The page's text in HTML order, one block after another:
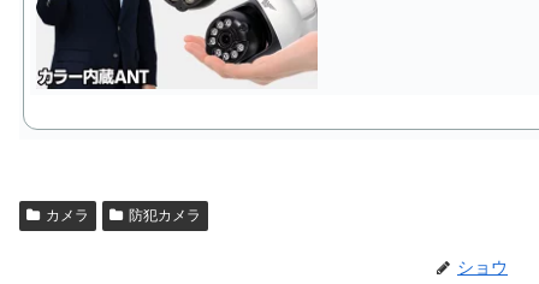
カメラ 防犯カメラ
ショウ